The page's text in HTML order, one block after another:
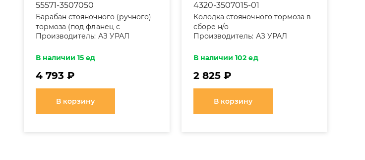
55571-3507050
Барабан стояночного (ручного)
тормоза (под фланец с
торцевыми шлицам)
Производитель: АЗ УРАЛ
В наличии 15 ед
4 793 ₽
В корзину
4320-3507015-01
Колодка стояночного тормоза в
сборе н/о
Производитель: АЗ УРАЛ
В наличии 102 ед
2 825 ₽
В корзину